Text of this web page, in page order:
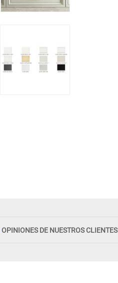
OPINIONES DE NUESTROS CLIENTES